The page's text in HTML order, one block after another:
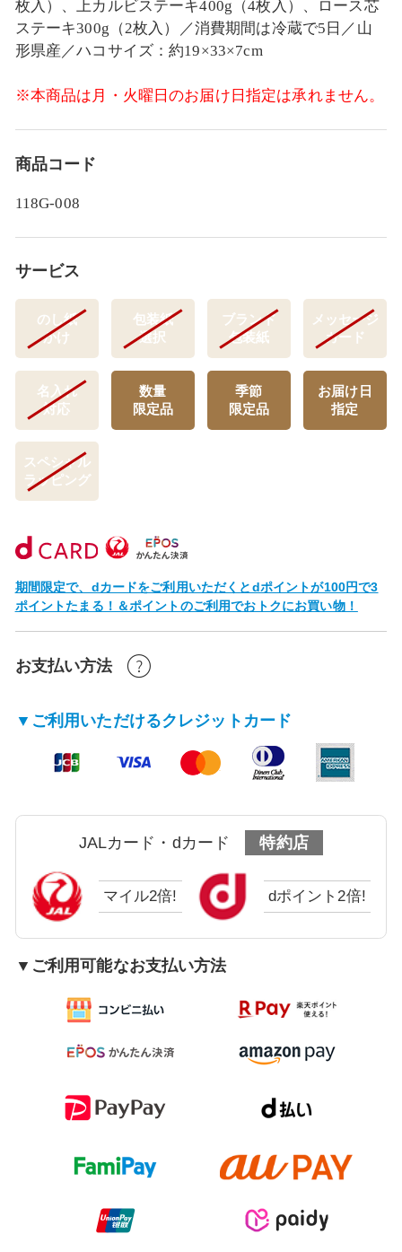
枚入）、上カルビステーキ400g（4枚入）、ロース芯
ステーキ300g（2枚入）／消費期間は冷蔵で5日／山
形県産／ハコサイズ：約19×33×7cm
※本商品は月・火曜日のお届け日指定は承れません。
商品コード
118G-008
サービス
のし紙
かけ
包装紙
選択
ブランド
包装紙
メッセージ
カード
名入れ
対応
数量
限定品
季節
限定品
お届け日
指定
スペシャル
ラッピング
期間限定で、dカードをご利用いただくとdポイントが100円で3
ポイントたまる！＆ポイントのご利用でおトクにお買い物！
お支払い方法
▼ご利用いただけるクレジットカード
JALカード・dカード 特約店
マイル2倍! dポイント2倍!
▼ご利用可能なお支払い方法